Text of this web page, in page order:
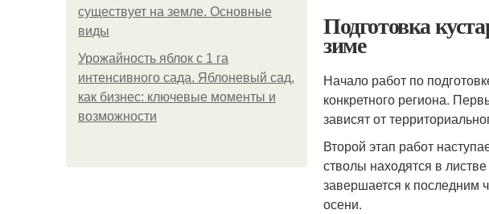
существует на земле. Основные
виды
Урожайность яблок с 1 га
интенсивного сада. Яблоневый сад,
как бизнес: ключевые моменты и
возможности
Подготовка
зиме
Начало работ по
конкретного региона.
зависят от
Второй этап работ
стволы находятся в
завершается к последним
осени.